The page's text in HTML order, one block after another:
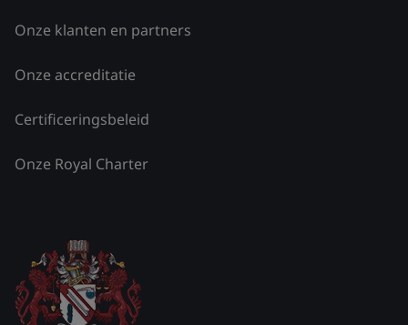
Onze klanten en partners
Onze accreditatie
Certificeringsbeleid
Onze Royal Charter